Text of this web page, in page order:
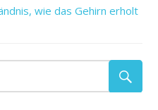
wie das Gehirn erholt